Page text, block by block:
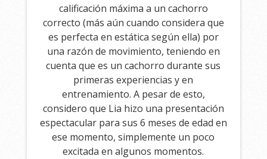
calificación máxima a un cachorro
correcto (más aún cuando considera que
es perfecta en estática según ella) por
una razón de movimiento, teniendo en
cuenta que es un cachorro durante sus
primeras experiencias y en
entrenamiento. A pesar de esto,
considero que Lia hizo una presentación
espectacular para sus 6 meses de edad en
ese momento, simplemente un poco
excitada en algunos momentos.